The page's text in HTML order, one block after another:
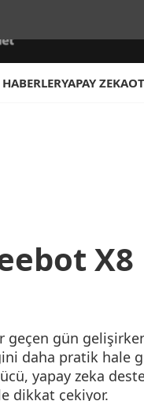
YAPAY ZEKA
geçen gün
daha pratik hale
yapay zeka
dikkat çekiyor.